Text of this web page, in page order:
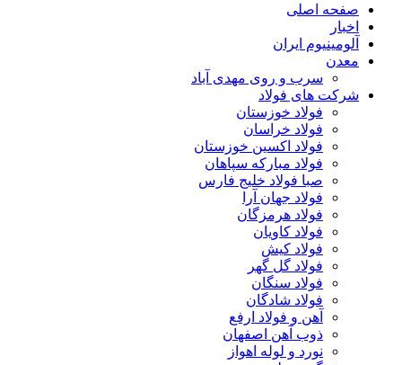
صفحه اصلی
اخبار
آلومینیوم ایران
معدن
سرب و روی مهدی آباد
شرکت های فولاد
فولاد خوزستان
فولاد خراسان
فولاد اکسین خوزستان
فولاد مبارکه سپاهان
صبا فولاد خلیج فارس
فولاد جهان آرا
فولاد هرمزگان
فولاد کاویان
فولاد کیش
فولاد گل گهر
فولاد سنگان
فولاد شادگان
آهن و فولاد ارفع
ذوب آهن اصفهان
نورد و لوله اهواز